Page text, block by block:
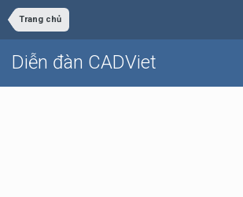
Trang chủ
Diễn đàn CADViet